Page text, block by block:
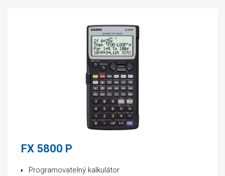
FX 5800 P
Programovatelný kalkulátor